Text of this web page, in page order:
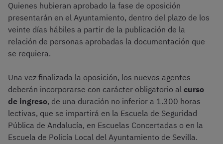
Quienes hubieran aprobado la fase de oposición
presentarán en el Ayuntamiento, dentro del plazo de los
veinte días hábiles a partir de la publicación de la
relación de personas aprobadas la documentación que
se requiera.
Una vez finalizada la oposición, los nuevos agentes
deberán incorporarse con carácter obligatorio al curso
de ingreso, de una duración no inferior a 1.300 horas
lectivas, que se impartirá en la Escuela de Seguridad
Pública de Andalucía, en Escuelas Concertadas o en la
Escuela de Policía Local del Ayuntamiento de Sevilla.